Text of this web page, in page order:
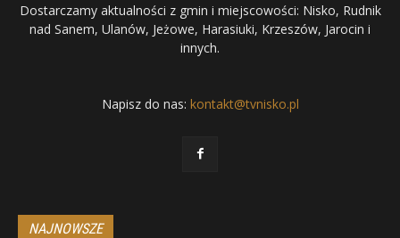
Dostarczamy aktualności z gmin i miejscowości: Nisko, Rudnik
nad Sanem, Ulanów, Jeżowe, Harasiuki, Krzeszów, Jarocin i
innych.
Napisz do nas: kontakt@tvnisko.pl
NAJNOWSZE